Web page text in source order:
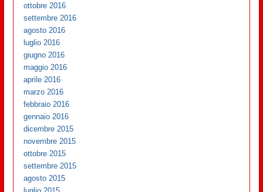
ottobre 2016
settembre 2016
agosto 2016
luglio 2016
giugno 2016
maggio 2016
aprile 2016
marzo 2016
febbraio 2016
gennaio 2016
dicembre 2015
novembre 2015
ottobre 2015
settembre 2015
agosto 2015